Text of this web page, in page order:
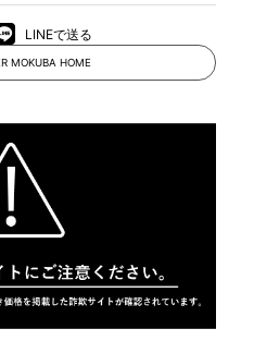
HOME
LINEで送る
MOKUBA HOME